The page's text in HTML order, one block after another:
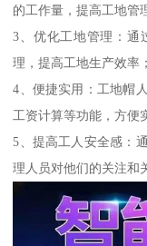
的工作量，提高工地管
3、优化工地管理：通
理，提高工地生产效率；
4、便捷实用：工地帽
工资计算等功能，方便
5、提高工人安全感：
理人员对他们的关注和